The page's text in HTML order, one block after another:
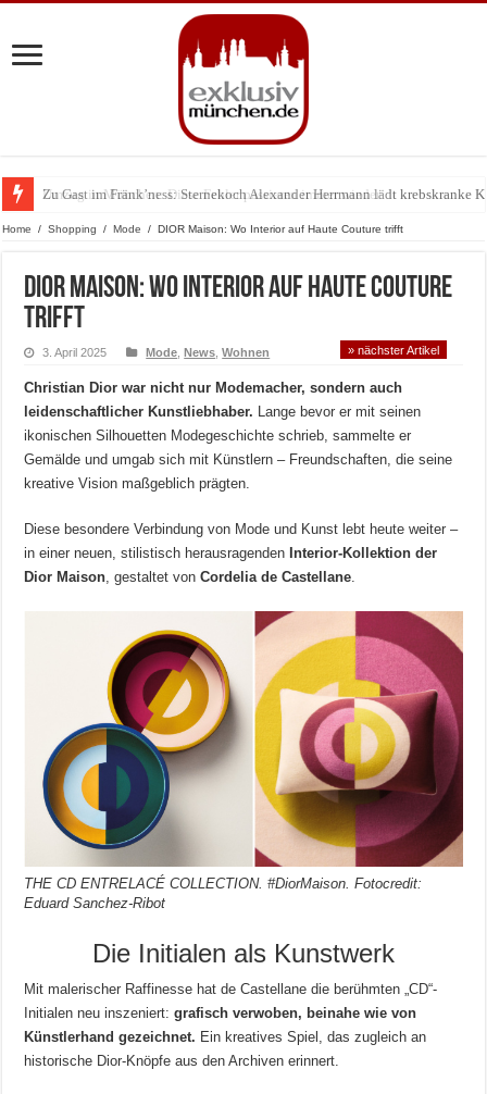
Zu Gast im Fränk’ness: Sternekoch Alexander Herrmann lädt krebskranke
Home / Shopping / Mode / DIOR Maison: Wo Interior auf Haute Couture trifft
DIOR Maison: Wo Interior auf Haute Couture
trifft
3. April 2025 Mode ,News ,Wohnen » nächster Artikel
Christian Dior war nicht nur Modemacher, sondern auch
leidenschaftlicher Kunstliebhaber. Lange bevor er mit seinen
ikonischen Silhouetten Modegeschichte schrieb, sammelte er
Gemälde und umgab sich mit Künstlern – Freundschaften, die seine
kreative Vision maßgeblich prägten.
Diese besondere Verbindung von Mode und Kunst lebt heute weiter –
in einer neuen, stilistisch herausragenden Interior-Kollektion der
Dior Maison, gestaltet vonCordelia de Castellane.
THE CD ENTRELACÉ COLLECTION. #DiorMaison. Fotocredit:
Eduard Sanchez-Ribot
Die Initialen als Kunstwerk
Mit malerischer Raffinesse hat de Castellane die berühmten „CD“-
Initialen neu inszeniert:grafisch verwoben, beinahe wie von
Künstlerhand gezeichnet. Ein kreatives Spiel, das zugleich an
historische Dior-Knöpfe aus den Archiven erinnert.